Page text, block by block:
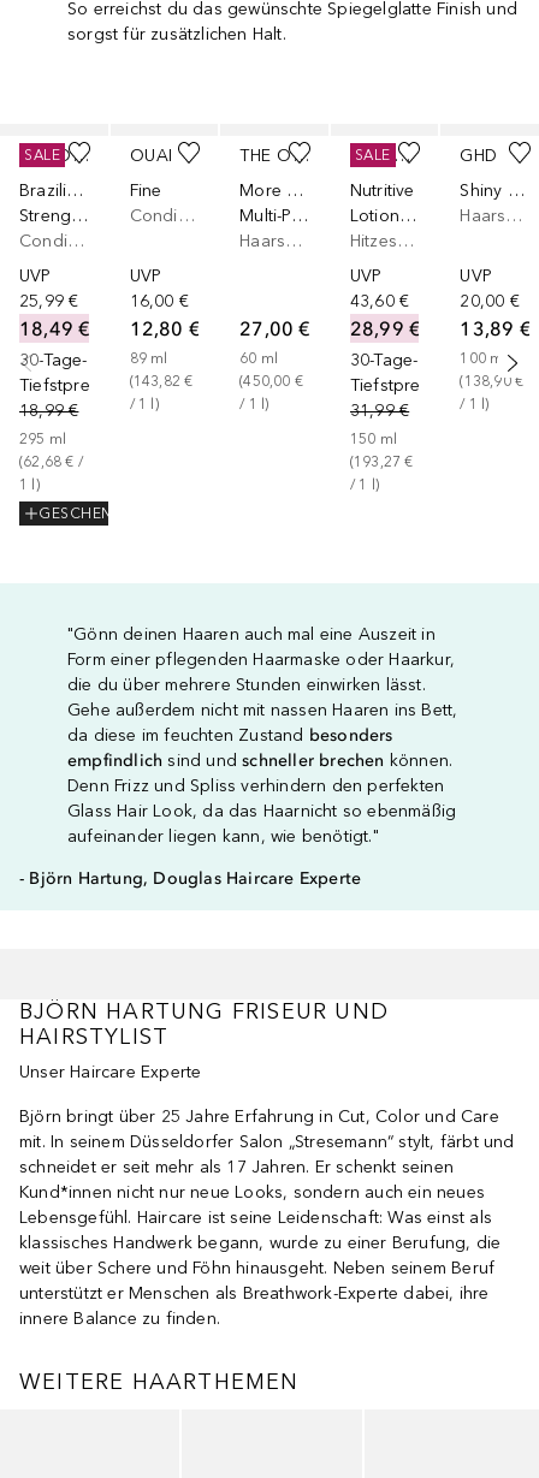
So erreichst du das gewünschte Spiegelglatte Finish und
sorgst für zusätzlichen Halt.
SOL DE JANEIRO
Brazilian Joia
Strengthening and Smoothing
Conditioner
UVP
25,99 €
18,49 €
30-Tage-
Tiefstpreis
18,99 €
295 ml
(62,68 € /
1
)
GESCHENK
SALE
OUAI
Fine
Conditioner
UVP
16,00 €
12,80 €
89 ml
(143,82 €
/ 1 )
THE ORDINARY
More Molecules
Multi-Peptide Serum for Hair Density
Haarserum
27,00 €
60 ml
(450,00 €
/ 1 l)
KÉRASTASE
Nutritive
Lotion Thermique
Hitzeschutzspray
UVP
43,60 €
28,99 €
30-Tage-
Tiefstpreis
31,99 €
150 ml
(193,27 €
/ 1 )
SALE
GHD
Shiny Ever After
Haarspray
UVP
20,00 €
13,89 €
100 ml
(138,90 €
/ 1 l)
"Gönn deinen Haaren auch mal eine Auszeit in
Form einer pflegenden Haarmaske oder Haarkur,
die du über mehrere Stunden einwirken lässt.
Gehe außerdem nicht mit nassen Haaren ins Bett,
da diese im feuchten Zustand besonders
empfindlichsind undschneller brechen können.
Denn Frizz und Spliss verhindern den perfekten
Glass Hair Look, da das Haarnicht so ebenmäßig
aufeinander liegen kann, wie benötigt."
- Björn Hartung, Douglas Haircare Experte
BJÖRN HARTUNG FRISEUR UND
HAIRSTYLIST
Unser Haircare Experte
Björn bringt über 25 Jahre Erfahrung in Cut, Color und Care
mit. In seinem Düsseldorfer Salon „Stresemann“ stylt, färbt und
schneidet er seit mehr als 17 Jahren. Er schenkt seinen
Kund*innen nicht nur neue Looks, sondern auch ein neues
Lebensgefühl. Haircare ist seine Leidenschaft: Was einst als
klassisches Handwerk begann, wurde zu einer Berufung, die
weit über Schere und Föhn hinausgeht. Neben seinem Beruf
unterstützt er Menschen als Breathwork-Experte dabei, ihre
innere Balance zu finden.
WEITERE HAARTHEMEN